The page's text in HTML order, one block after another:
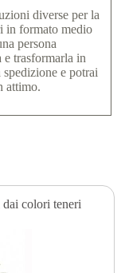
diverse per la
in formato medio
persona
e trasformarla in
e potrai
attimo.
colori teneri